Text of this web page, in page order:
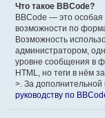
Что такое BBCode?
BBCode — это
возможности по
Возможность
администратором,
уровне сообщения в
HTML, но теги в нём
>. За
руководству по